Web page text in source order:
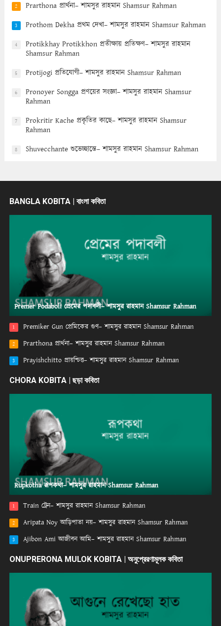
2 Prarthona প্রার্থনা– শামসুর রাহমান Shamsur Rahman
3 Prothom Dekha প্রথম দেখা– শামসুর রাহমান Shamsur Rahman
4
Protikkhay Protikkhon প্রতীক্ষায় প্রতিক্ষণ– শামসুর রাহমান
Shamsur Rahman
5 Protijogi প্রতিযোগী– শামসুর রাহমান Shamsur Rahman
6
Pronoyer Songga প্রণয়ের সংজ্ঞা– শামসুর রাহমান Shamsur
Rahman
7
Prokritir Kache প্রকৃতির কাছে– শামসুর রাহমান Shamsur
Rahman
8 Shuvecchante শুভেচ্ছান্তে– শামসুর রাহমান Shamsur Rahman
BANGLA KOBITA | বাংলা কবিতা
Premer Podaboli প্রেমের পদাবলী– শামসুর রাহমান Shamsur Rahman
1 Premiker Gun প্রেমিকের গুণ– শামসুর রাহমান Shamsur Rahman
2 Prarthona প্রার্থনা– শামসুর রাহমান Shamsur Rahman
3 Prayishchitto প্রায়শ্চিত্ত– শামসুর রাহমান Shamsur Rahman
CHORA KOBITA | ছড়া কবিতা
Rupkotha রূপকথা– শামসুর রাহমান Shamsur Rahman
1 Train ট্রেন– শামসুর রাহমান Shamsur Rahman
2 Aripata Noy আড়িপাতা নয়– শামসুর রাহমান Shamsur Rahman
3 Ajibon Ami আজীবন আমি– শামসুর রাহমান Shamsur Rahman
ONUPRERONA MULOK KOBITA | অনুপ্রেরণামূলক কবিতা